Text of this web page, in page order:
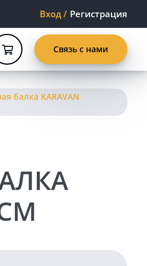
Вход / Регистрация
Связь с нами
балка KARAVAN